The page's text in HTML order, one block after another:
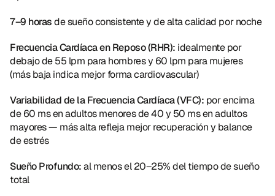
7–9 horas de sueño consistente y de alta calidad por noche
Frecuencia Cardíaca en Reposo (RHR): idealmente por
debajo de 55 lpm para hombres y 60 lpm para mujeres
(más baja indica mejor forma cardiovascular)
Variabilidad de la Frecuencia Cardíaca (VFC): por encima
de 60 ms en adultos menores de 40 y 50 ms en adultos
mayores — más alta refleja mejor recuperación y balance
de estrés
Sueño Profundo: al menos el 20–25% del tiempo de sueño
total